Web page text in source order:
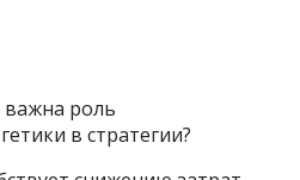
роль
в стратегии?